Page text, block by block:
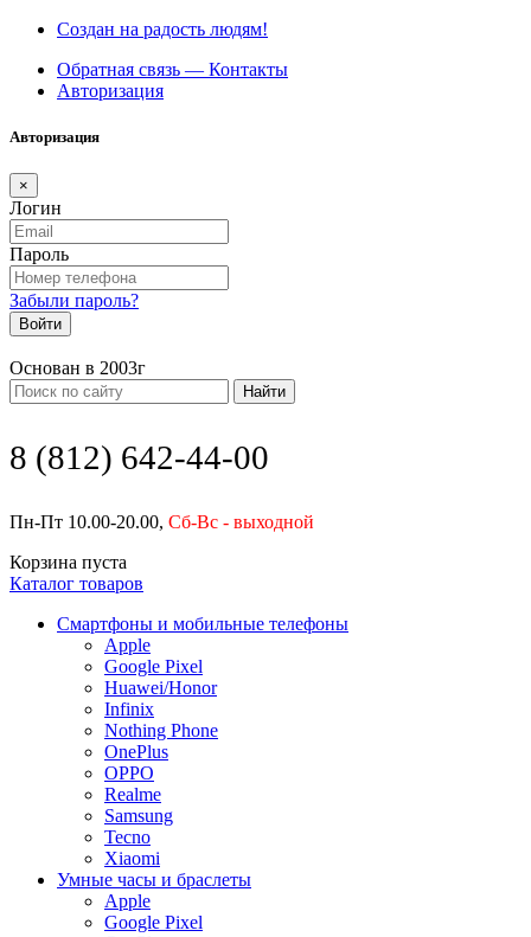
Создан на радость людям!
Обратная связь — Контакты
Авторизация
Авторизация
×
Логин
Пароль
Забыли пароль?
Войти
Основан в 2003г
Найти
8 (812) 642-44-00
Пн-Пт 10.00-20.00, Сб-Вс - выходной
Корзина пуста
Каталог товаров
Смартфоны и мобильные телефоны
Apple
Google Pixel
Huawei/Honor
Infinix
Nothing Phone
OnePlus
OPPO
Realme
Samsung
Tecno
Xiaomi
Умные часы и браслеты
Apple
Google Pixel